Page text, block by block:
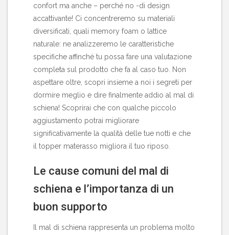
confort ma anche – perché no -di design
accattivante! Ci concentreremo su materiali
diversificati, quali memory foam o lattice
naturale: ne analizzeremo le caratteristiche
specifiche affinché tu possa fare una valutazione
completa sul prodotto che fa al caso tuo. Non
aspettare oltre, scopri insieme a noi i segreti per
dormire meglio e dire finalmente addio al mal di
schiena! Scoprirai che con qualche piccolo
aggiustamento potrai migliorare
significativamente la qualità delle tue notti e che
il topper materasso migliora il tuo riposo
Le cause comuni del mal di
schiena e l’importanza di un
buon supporto
Il mal di schiena rappresenta un problema molto